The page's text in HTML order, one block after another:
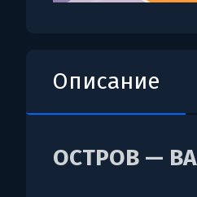
Описание
ОСТРОВ —